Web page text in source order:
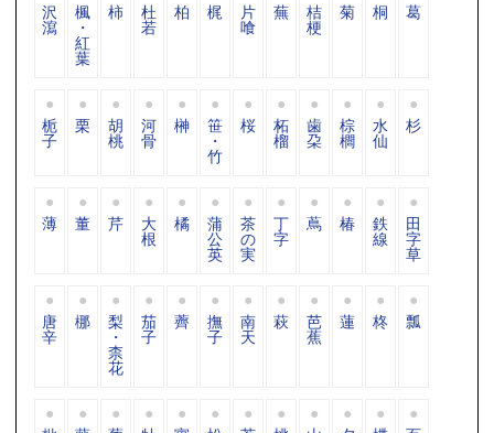
沢
瀉
楓
・
紅
葉
柿 杜
若
柏 梶 片
喰
蕪 桔
梗
菊 桐 葛
栀
子
栗 胡
桃
河
骨
榊 笹
・
竹
桜 柘
榴
歯
朶
棕
櫚
水
仙
杉
薄 董 芹 大
根
橘 蒲
公
英
茶
の
実
丁
字
蔦 椿 鉄
線
田
字
草
唐
辛
梛 梨
・
柰
花
茄
子
薺 撫
子
南
天
萩 芭
蕉
蓮 柊 瓢